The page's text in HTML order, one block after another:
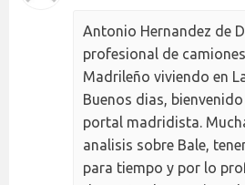
Antonio Hernandez de
profesional de
Madrileño viviendo en
Buenos dias,
portal madridista.
analisis sobre Bale,
para tiempo y por lo